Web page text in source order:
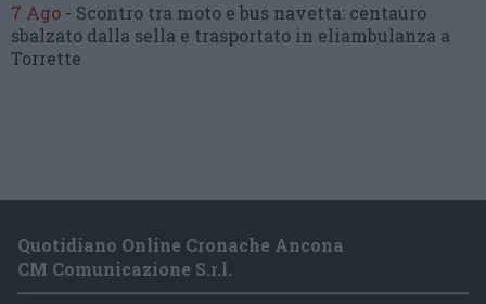
7 Ago - Scontro tra moto e bus navetta: centauro
sbalzato dalla sella e trasportato in eliambulanza a
Torrette
Quotidiano Online Cronache Ancona
CM Comunicazione S.r.l.